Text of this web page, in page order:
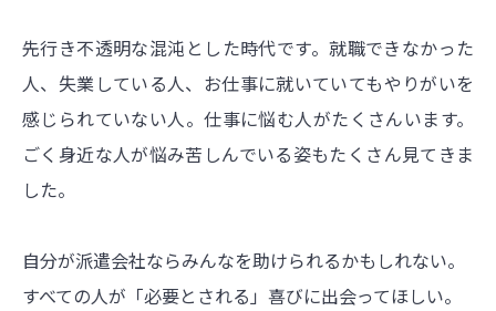
先行き不透明な混沌とした時代です。就職できなかった
人、失業している人、お仕事に就いていてもやりがいを
感じられていない人。仕事に悩む人がたくさんいます。
ごく身近な人が悩み苦しんでいる姿もたくさん見てきま
した。
自分が派遣会社ならみんなを助けられるかもしれない。
すべての人が「必要とされる」喜びに出会ってほしい。